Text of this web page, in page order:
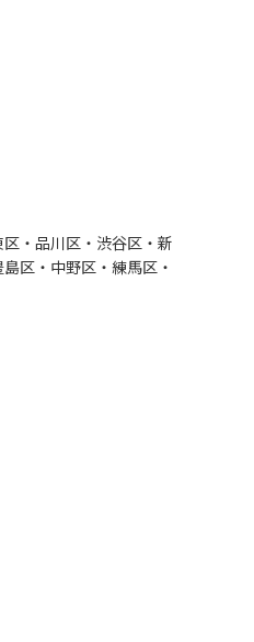
・品川区・渋谷区・新
区・中野区・練馬区・